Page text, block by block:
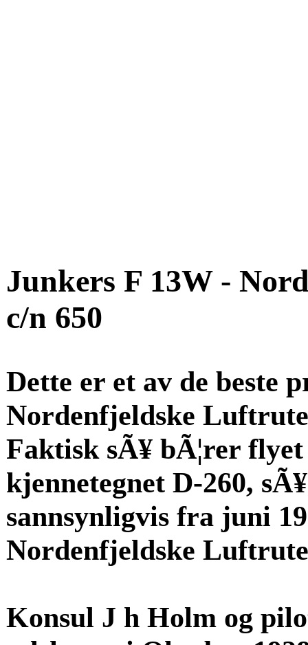
Junkers F 13W -
c/n 650
Dette er et av de beste
Nordenfjeldske
Faktisk sÃ¥ bÃ¦rer
kjennetegnet D-260,
sannsynligvis fra juni
Nordenfjeldske
Konsul J h Holm og